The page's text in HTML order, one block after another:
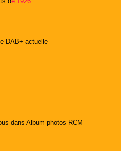
DAB+ actuelle
dans Album photos RCM